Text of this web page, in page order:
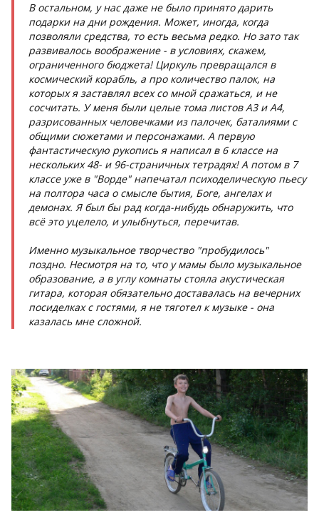
В остальном, у нас даже не было принято дарить
подарки на дни рождения. Может, иногда, когда
позволяли средства, то есть весьма редко. Но зато так
развивалось воображение - в условиях, скажем,
ограниченного бюджета! Циркуль превращался в
космический корабль, а про количество палок, на
которых я заставлял всех со мной сражаться, и не
сосчитать. У меня были целые тома листов А3 и А4,
разрисованных человечками из палочек, баталиями с
общими сюжетами и персонажами. А первую
фантастическую рукопись я написал в 6 классе на
нескольких 48- и 96-страничных тетрадях! А потом в 7
классе уже в "Ворде" напечатал психоделическую пьесу
на полтора часа о смысле бытия, Боге, ангелах и
демонах. Я был бы рад когда-нибудь обнаружить, что
всё это уцелело, и улыбнуться, перечитав.
Именно музыкальное творчество "пробудилось"
поздно. Несмотря на то, что у мамы было музыкальное
образование, а в углу комнаты стояла акустическая
гитара, которая обязательно доставалась на вечерних
посиделках с гостями, я не тяготел к музыке - она
казалась мне сложной.